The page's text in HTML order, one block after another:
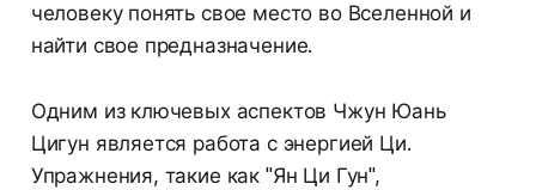
человеку понять свое место во Вселенной и
найти свое предназначение.
Одним из ключевых аспектов Чжун Юань
Цигун является работа с энергией Ци.
Упражнения, такие как "Ян Ци Гун",